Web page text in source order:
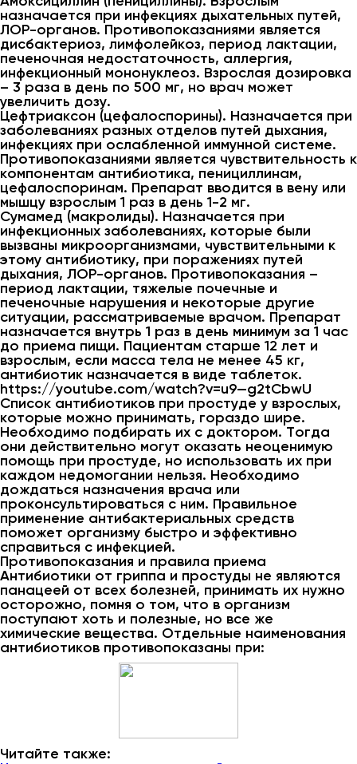
назначается при инфекциях дыхательных путей,
ЛОР-органов. Противопоказаниями является
дисбактериоз, лимфолейкоз, период лактации,
печеночная недостаточность, аллергия,
инфекционный мононуклеоз. Взрослая дозировка
– 3 раза в день по 500 мг, но врач может
увеличить дозу.
Цефтриаксон (цефалоспорины). Назначается при
заболеваниях разных отделов путей дыхания,
инфекциях при ослабленной иммунной системе.
Противопоказаниями является чувствительность к
компонентам антибиотика, пенициллинам,
цефалоспоринам. Препарат вводится в вену или
мышцу взрослым 1 раз в день 1-2 мг.
Сумамед (макролиды). Назначается при
инфекционных заболеваниях, которые были
вызваны микроорганизмами, чувствительными к
этому антибиотику, при поражениях путей
дыхания, ЛОР-органов. Противопоказания –
период лактации, тяжелые почечные и
печеночные нарушения и некоторые другие
ситуации, рассматриваемые врачом. Препарат
назначается внутрь 1 раз в день минимум за 1 час
до приема пищи. Пациентам старше 12 лет и
взрослым, если масса тела не менее 45 кг,
антибиотик назначается в виде таблеток.
https://youtube.com/watch?v=u9—g2tCbwU
Список антибиотиков при простуде у взрослых,
которые можно принимать, гораздо шире.
Необходимо подбирать их с доктором. Тогда
они действительно могут оказать неоценимую
помощь при простуде, но использовать их при
каждом недомогании нельзя. Необходимо
дождаться назначения врача или
проконсультироваться с ним. Правильное
применение антибактериальных средств
поможет организму быстро и эффективно
справиться с инфекцией.
Противопоказания и правила приема
Антибиотики от гриппа и простуды не являются
панацеей от всех болезней, принимать их нужно
осторожно, помня о том, что в организм
поступают хоть и полезные, но все же
химические вещества. Отдельные наименования
антибиотиков противопоказаны при:
Читайте также: